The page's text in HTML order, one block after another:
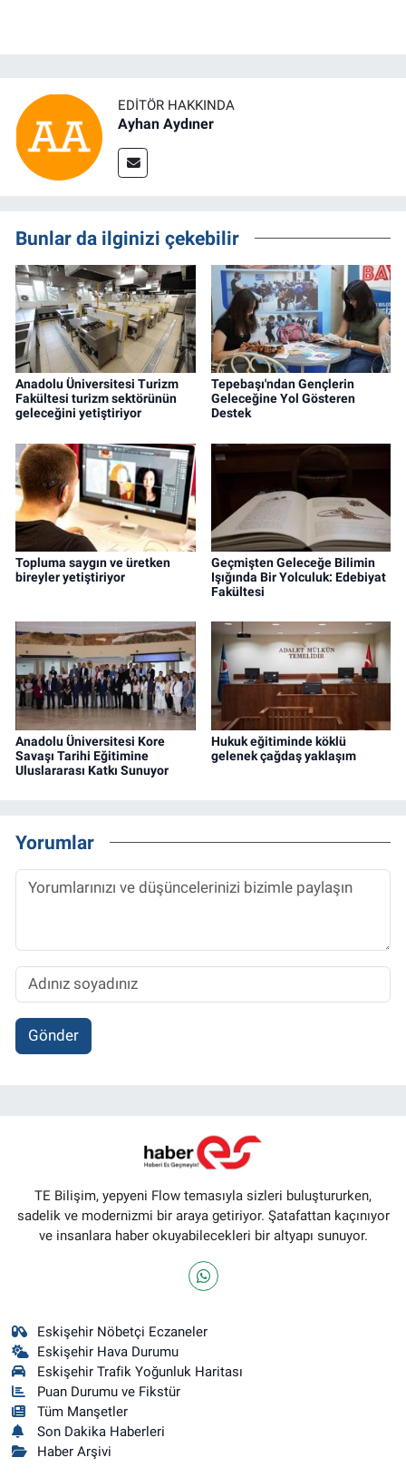
EDITÖR HAKKINDA
Ayhan Aydıner
Bunlar da ilginizi çekebilir
Anadolu Üniversitesi Turizm
Fakültesi turizm sektörünün
geleceğini yetiştiriyor
Tepebaşı'ndan Gençlerin
Geleceğine Yol Gösteren
Destek
Topluma saygın ve üretken
bireyler yetiştiriyor
Geçmişten Geleceğe Bilimin
Işığında Bir Yolculuk: Edebiyat
Fakültesi
Anadolu Üniversitesi Kore
Savaşı Tarihi Eğitimine
Uluslararası Katkı Sunuyor
Hukuk eğitiminde köklü
gelenek çağdaş yaklaşım
Yorumlar
Gönder
TE Bilişim, yepyeni Flow temasıyla sizleri buluştururken,
sadelik ve modernizmi bir araya getiriyor. Şatafattan kaçınıyor
ve insanlara haber okuyabilecekleri bir altyapı sunuyor.
Eskişehir Nöbetçi Eczaneler
Eskişehir Hava Durumu
Eskişehir Trafik Yoğunluk Haritası
Puan Durumu ve Fikstür
Tüm Manşetler
Son Dakika Haberleri
Haber Arşivi